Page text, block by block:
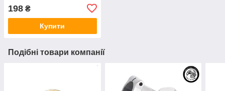
шини
198 ₴
Купити
Подібні товари компанії